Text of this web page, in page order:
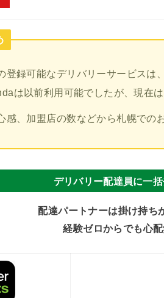
登録可能なデリバリーサービスは、
は以前利用可能でしたが、現在
感、加盟店の数などから札幌での
デリバリー配達員に一
配達パートナーは掛け持ち
経験ゼロからでも心配